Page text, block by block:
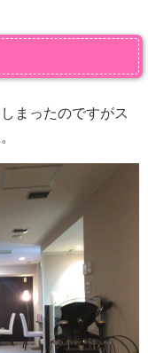
まったのですがス